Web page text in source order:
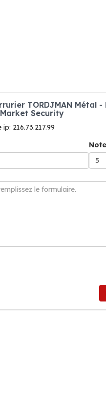
TORDJMAN Métal -
Market Security
ip: 216.73.217.99